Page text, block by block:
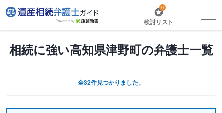
0
検討リスト
相続に強い高知県津野町の弁護士一覧
全32件見つかりました。